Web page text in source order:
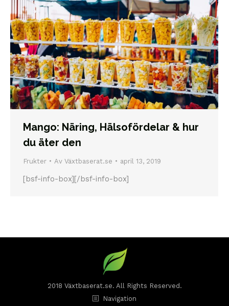
Mango: Näring, Hälsofördelar & hur
du äter den
Frukter Av Växtbaserat.se april 13, 2019
[bsf-info-box][/bsf-info-box]
2018 Växtbaserat.se. All Rights Reserved.
Navigation